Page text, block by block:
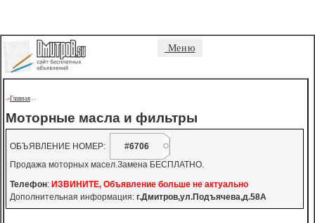
Меню
->Главная - -
Моторные масла и фильтры
ОБЪЯВЛЕНИЕ НОМЕР:
#6706
Продажа моторных масел.Замена БЕСПЛАТНО.
Телефон: ИЗВИНИТЕ, Объявление больше не актуально
Дополнительная информация: г.Дмитров,ул.Подъячева,д.58А